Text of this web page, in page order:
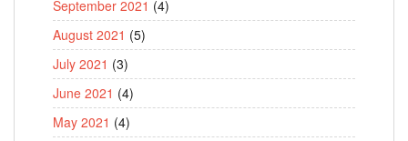
September 2021 (4)
August 2021 (5)
July 2021 (3)
June 2021 (4)
May 2021 (4)